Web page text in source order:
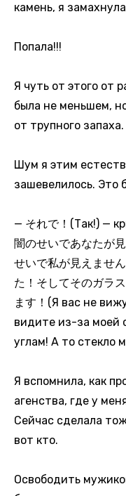
камень, я
Попала!!!
Я чуть от этого от
была не меньшем,
от трупного запаха.
Шум я этим
зашевелилось. Это
— それで！(Так!) —
闇のせいであなたが
せいで私が見えませ
た！そしてそのガラ
ます！(Я вас не
видите из-за моей
углам! А то стекло
Я вспомнила, как
агенства, где у
Сейчас сделала
вот кто.
Освободить